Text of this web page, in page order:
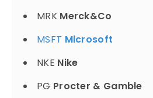
MRK Merck&Co
MSFT Microsoft
NKE Nike
PG Procter & Gamble